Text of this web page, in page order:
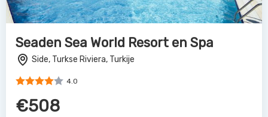
Seaden Sea World Resort en Spa
Side, Turkse Riviera, Turkije
4.0
€508